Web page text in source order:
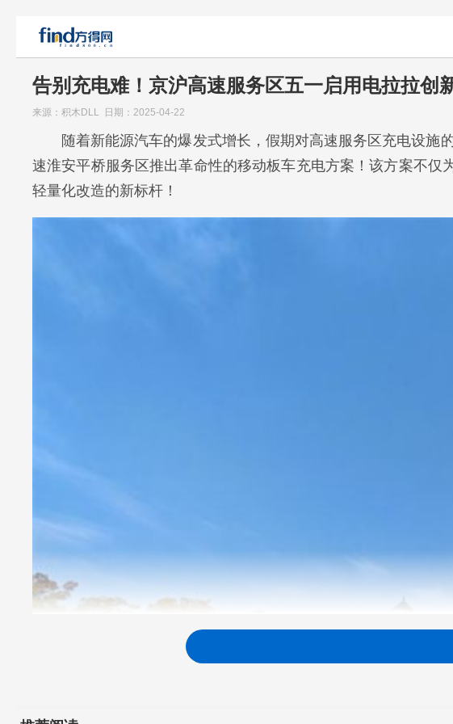
告别充电难！京沪高速服务区五一启用电拉拉创
来源：积木DLL 日期：2025-04-22
随着新能源汽车的爆发式增长，假期对高速服务区充电设
速淮安平桥服务区推出革命性的移动板车充电方案！该方案不
轻量化改造的新标杆！